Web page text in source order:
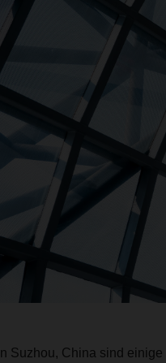
In Suzhou, China sind